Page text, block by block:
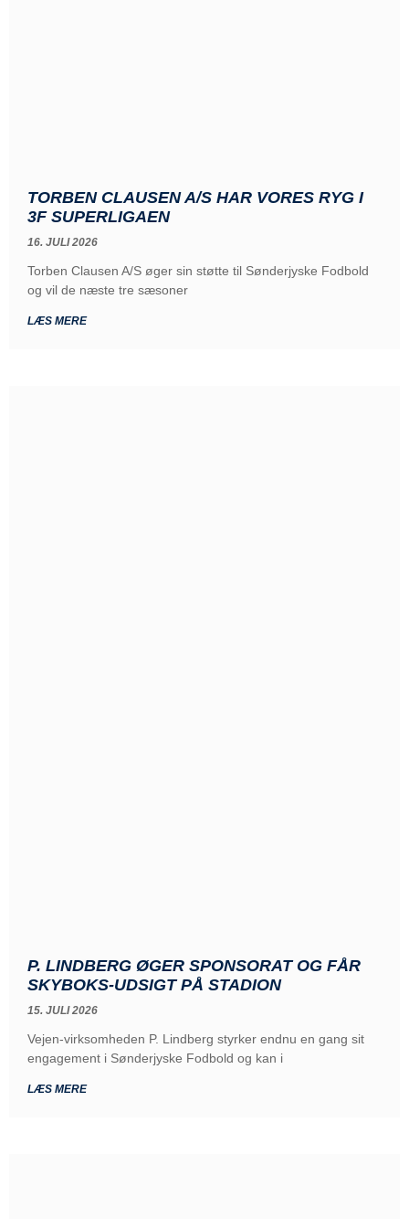
TORBEN CLAUSEN A/S HAR VORES RYG I
3F SUPERLIGAEN
16. JULI 2026
Torben Clausen A/S øger sin støtte til Sønderjyske Fodbold
og vil de næste tre sæsoner
LÆS MERE
P. LINDBERG ØGER SPONSORAT OG FÅR
SKYBOKS-UDSIGT PÅ STADION
15. JULI 2026
Vejen-virksomheden P. Lindberg styrker endnu en gang sit
engagement i Sønderjyske Fodbold og kan i
LÆS MERE